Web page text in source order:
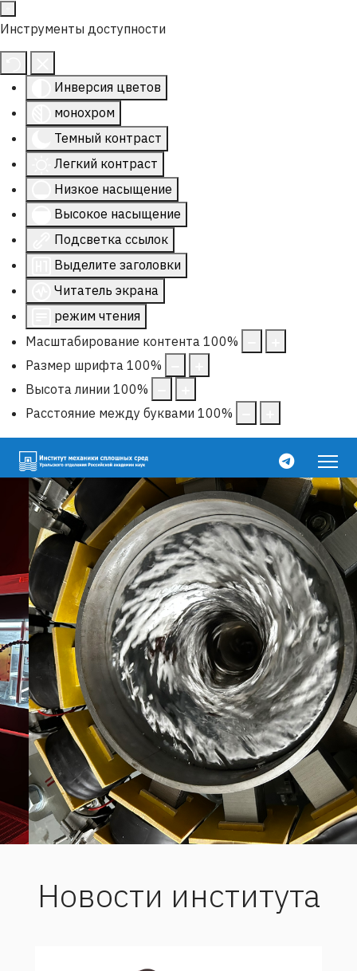
Инструменты доступности
Инверсия цветов
монохром
Темный контраст
Легкий контраст
Низкое насыщение
Высокое насыщение
Подсветка ссылок
Выделите заголовки
Читатель экрана
режим чтения
Масштабирование контента 100%
Размер шрифта 100%
Высота линии 100%
Расстояние между буквами 100%
Новости института